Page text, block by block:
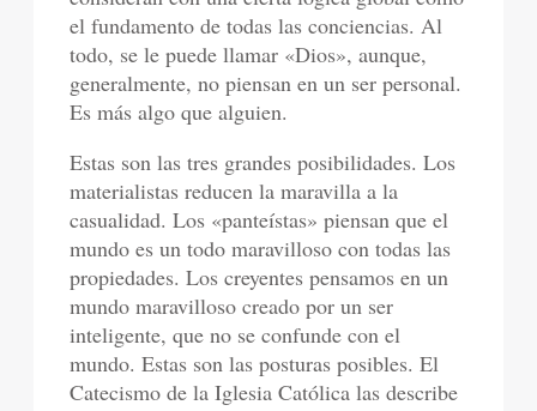
el fundamento de todas las conciencias. Al
todo, se le puede llamar «Dios», aunque,
generalmente, no piensan en un ser personal.
Es más algo que alguien.
Estas son las tres grandes posibilidades. Los
materialistas reducen la maravilla a la
casualidad. Los «panteístas» piensan que el
mundo es un todo maravilloso con todas las
propiedades. Los creyentes pensamos en un
mundo maravilloso creado por un ser
inteligente, que no se confunde con el
mundo. Estas son las posturas posibles. El
Catecismo de la Iglesia Católica las describe